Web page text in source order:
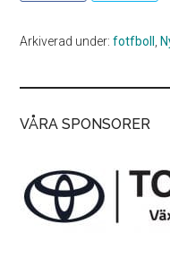
Arkiverad under:fotfboll
VÅRA SPONSORER